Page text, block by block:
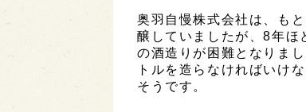
奥羽自慢株式会社は、も
醸していましたが、8年ほ
の酒造りが困難となりま
トルを造らなければいけ
そうです。